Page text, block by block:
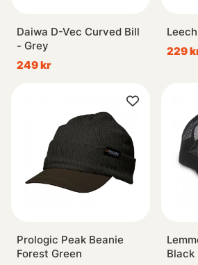
Daiwa D-Vec Curved Bill
- Grey
249 kr
229
Prologic Peak Beanie
Forest Green
Black